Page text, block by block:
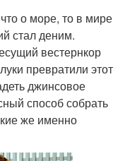
о море, то в мире
стал деним.
вестернкор
превратили этот
джинсовое
способ собрать
же именно